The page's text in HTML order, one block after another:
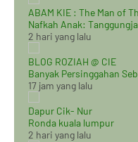
ABAM KIE : The Man of
Nafkah Anak:
2 hari yang lalu
BLOG ROZIAH @ CIE
Banyak Persinggahan
17 jam yang lalu
Dapur Cik- Nur
Ronda kuala lumpur
2 hari yang lalu